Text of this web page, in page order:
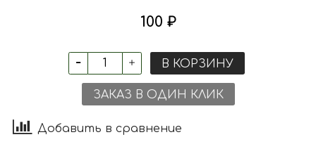
100 ₽
В КОРЗИНУ
ЗАКАЗ В ОДИН КЛИК
Добавить в сравнение